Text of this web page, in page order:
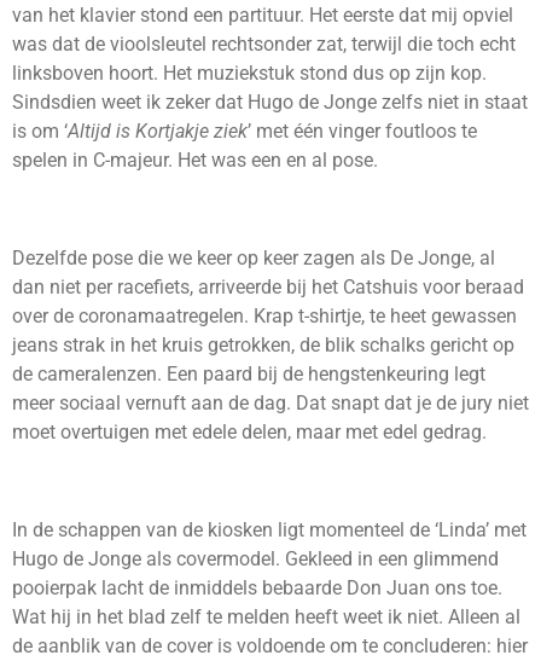
van het klavier stond een partituur. Het eerste dat mij opviel
was dat de vioolsleutel rechtsonder zat, terwijl die toch echt
linksboven hoort. Het muziekstuk stond dus op zijn kop.
Sindsdien weet ik zeker dat Hugo de Jonge zelfs niet in staat
is om ‘Altijd is Kortjakje ziek’ met één vinger foutloos te
spelen in C-majeur. Het was een en al pose.
Dezelfde pose die we keer op keer zagen als De Jonge, al
dan niet per racefiets, arriveerde bij het Catshuis voor beraad
over de coronamaatregelen. Krap t-shirtje, te heet gewassen
jeans strak in het kruis getrokken, de blik schalks gericht op
de cameralenzen. Een paard bij de hengstenkeuring legt
meer sociaal vernuft aan de dag. Dat snapt dat je de jury niet
moet overtuigen met edele delen, maar met edel gedrag.
In de schappen van de kiosken ligt momenteel de ‘Linda’ met
Hugo de Jonge als covermodel. Gekleed in een glimmend
pooierpak lacht de inmiddels bebaarde Don Juan ons toe.
Wat hij in het blad zelf te melden heeft weet ik niet. Alleen al
de aanblik van de cover is voldoende om te concluderen: hier